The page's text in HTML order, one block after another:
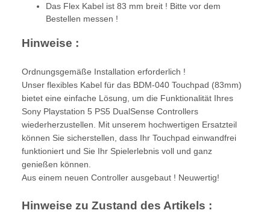
Das Flex Kabel ist 83 mm breit ! Bitte vor dem
Bestellen messen !
Hinweise :
Ordnungsgemäße Installation erforderlich !
Unser flexibles Kabel für das BDM-040 Touchpad (83mm)
bietet eine einfache Lösung, um die Funktionalität Ihres
Sony Playstation 5 PS5 DualSense Controllers
wiederherzustellen. Mit unserem hochwertigen Ersatzteil
können Sie sicherstellen, dass Ihr Touchpad einwandfrei
funktioniert und Sie Ihr Spielerlebnis voll und ganz
genießen können.
Aus einem neuen Controller ausgebaut ! Neuwertig!
Hinweise zu Zustand des Artikels :